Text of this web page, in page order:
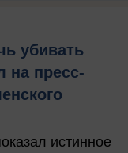
убивать
на пресс-
истинное